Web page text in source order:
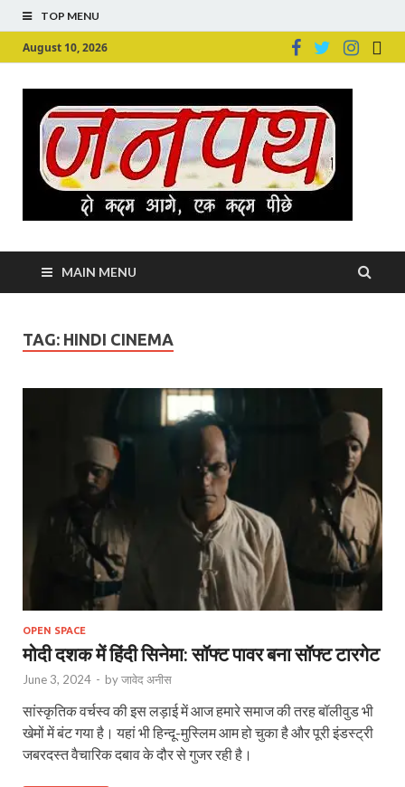
TOP MENU
August 10, 2026
MAIN MENU
TAG: HINDI CINEMA
OPEN SPACE
मोदी दशक में हिंदी सिनेमा: सॉफ्ट पावर बना सॉफ्ट टारगेट
June 3, 2024 - byजावेद अनीस
सांस्कृतिक वर्चस्व की इस लड़ाई में आज हमारे समाज की तरह बॉलीवुड भी
खेमों में बंट गया है। यहां भी हिन्दू-मुस्लिम आम हो चुका है और पूरी इंडस्ट्री
जबरदस्त वैचारिक दबाव के दौर से गुजर रही है।